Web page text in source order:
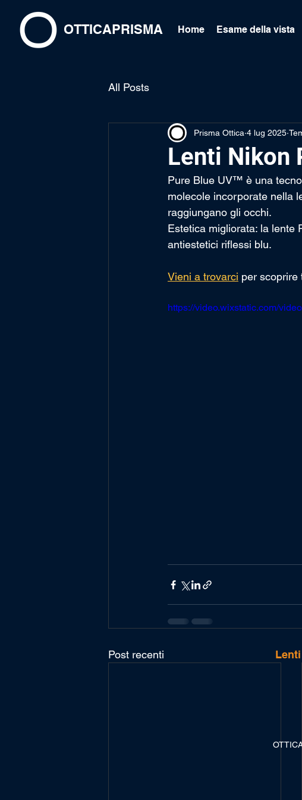
OTTICAPRISMA Home Esame della vista
All Posts
Lenti Nikon
Prisma Ottica 4 lug 2025
Pure Blue UV™ è una
molecole incorporate nella
raggiungano gli occhi.
Estetica migliorata: la
antiestetici riflessi blu.
Vieni a trovarci per scoprire
https://video.wixstatic.com/
Post recenti